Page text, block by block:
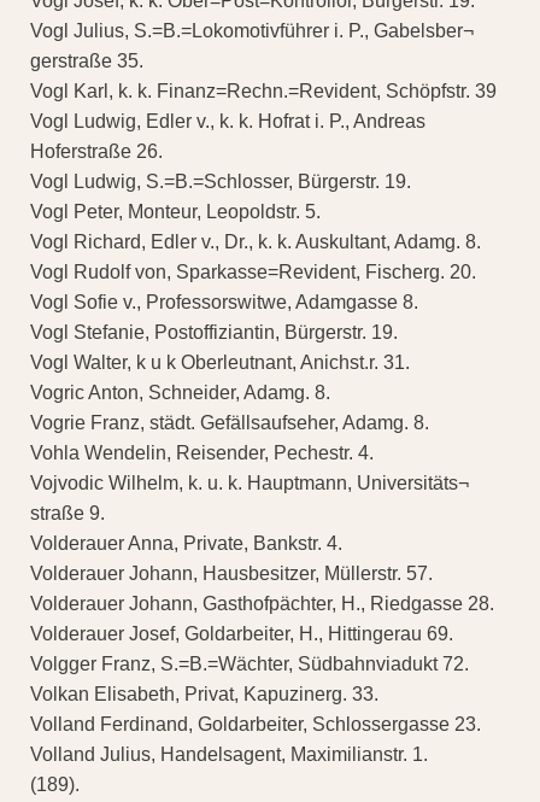
Vogl Julius, S.=B.=Lokomotivführer i. P., Gabelsber¬
gerstraße 35.
Vogl Karl, k. k. Finanz=Rechn.=Revident, Schöpfstr. 39
Vogl Ludwig, Edler v., k. k. Hofrat i. P., Andreas
Hoferstraße 26.
Vogl Ludwig, S.=B.=Schlosser, Bürgerstr. 19.
Vogl Peter, Monteur, Leopoldstr. 5.
Vogl Richard, Edler v., Dr., k. k. Auskultant, Adamg. 8.
Vogl Rudolf von, Sparkasse=Revident, Fischerg. 20.
Vogl Sofie v., Professorswitwe, Adamgasse 8.
Vogl Stefanie, Postoffiziantin, Bürgerstr. 19.
Vogl Walter, k u k Oberleutnant, Anichst.r. 31.
Vogric Anton, Schneider, Adamg. 8.
Vogrie Franz, städt. Gefällsaufseher, Adamg. 8.
Vohla Wendelin, Reisender, Pechestr. 4.
Vojvodic Wilhelm, k. u. k. Hauptmann, Universitäts¬
straße 9.
Volderauer Anna, Private, Bankstr. 4.
Volderauer Johann, Hausbesitzer, Müllerstr. 57.
Volderauer Johann, Gasthofpächter, H., Riedgasse 28.
Volderauer Josef, Goldarbeiter, H., Hittingerau 69.
Volgger Franz, S.=B.=Wächter, Südbahnviadukt 72.
Volkan Elisabeth, Privat, Kapuzinerg. 33.
Volland Ferdinand, Goldarbeiter, Schlossergasse 23.
Volland Julius, Handelsagent, Maximilianstr. 1.
(189).